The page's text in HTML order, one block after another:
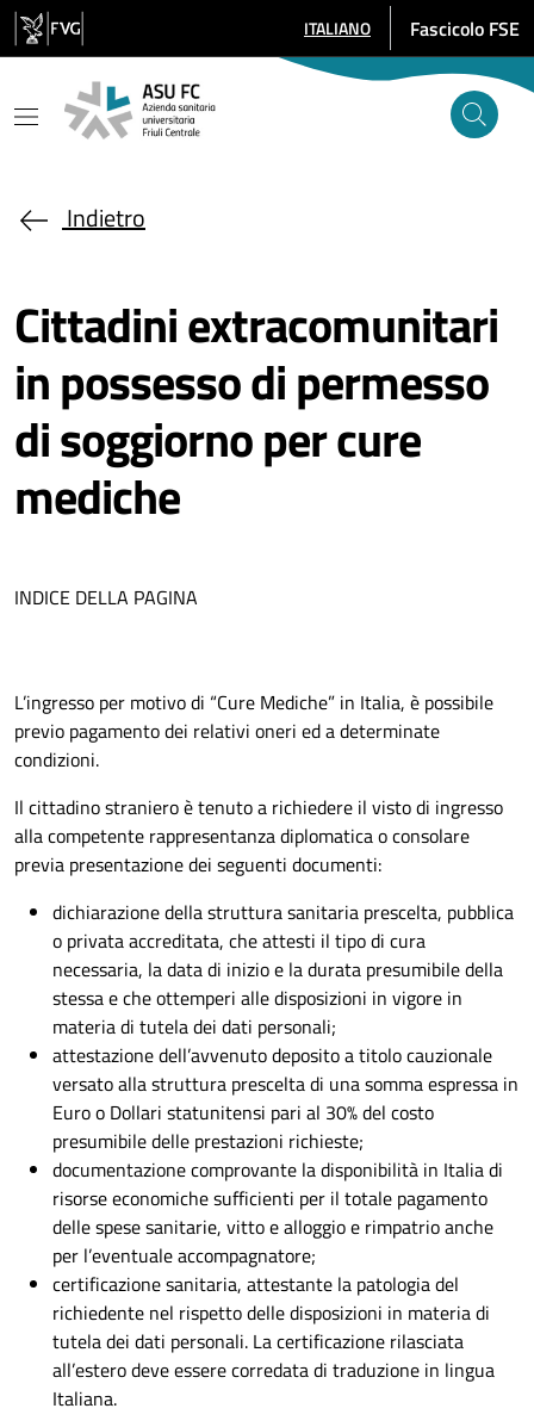
Salta al contenuto principale
SELEZIONE LINGUA: LINGUA
ITALIANO Fascicolo FSE
Indietro
Cittadini extracomunitari
in possesso di permesso
di soggiorno per cure
mediche
INDICE DELLA PAGINA
L’ingresso per motivo di “Cure Mediche” in Italia, è possibile
previo pagamento dei relativi oneri ed a determinate
condizioni.
Il cittadino straniero è tenuto a richiedere il visto di ingresso
alla competente rappresentanza diplomatica o consolare
previa presentazione dei seguenti documenti:
dichiarazione della struttura sanitaria prescelta, pubblica
o privata accreditata, che attesti il tipo di cura
necessaria, la data di inizio e la durata presumibile della
stessa e che ottemperi alle disposizioni in vigore in
materia di tutela dei dati personali;
attestazione dell’avvenuto deposito a titolo cauzionale
versato alla struttura prescelta di una somma espressa in
Euro o Dollari statunitensi pari al 30% del costo
presumibile delle prestazioni richieste;
documentazione comprovante la disponibilità in Italia di
risorse economiche sufficienti per il totale pagamento
delle spese sanitarie, vitto e alloggio e rimpatrio anche
per l’eventuale accompagnatore;
certificazione sanitaria, attestante la patologia del
richiedente nel rispetto delle disposizioni in materia di
tutela dei dati personali. La certificazione rilasciata
all’estero deve essere corredata di traduzione in lingua
Italiana.